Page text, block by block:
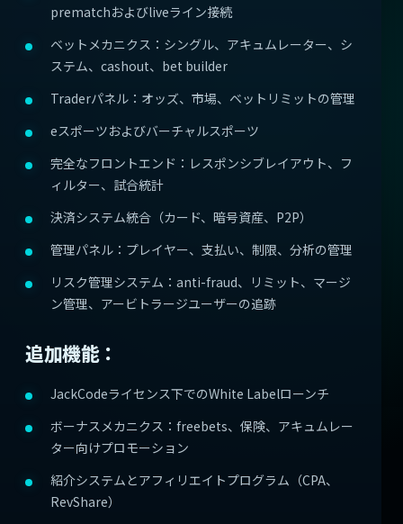
prematchおよびliveライン接続
ベットメカニクス：シングル、アキュムレーター、シ
ステム、cashout、bet builder
Traderパネル：オッズ、市場、ベットリミットの管理
eスポーツおよびバーチャルスポーツ
完全なフロントエンド：レスポンシブレイアウト、フ
ィルター、試合統計
決済システム統合（カード、暗号資産、P2P）
管理パネル：プレイヤー、支払い、制限、分析の管理
リスク管理システム：anti-fraud、リミット、マージ
ン管理、アービトラージユーザーの追跡
追加機能：
JackCodeライセンス下でのWhite Labelローンチ
ボーナスメカニクス：freebets、保険、アキュムレー
ター向けプロモーション
紹介システムとアフィリエイトプログラム（CPA、
RevShare）